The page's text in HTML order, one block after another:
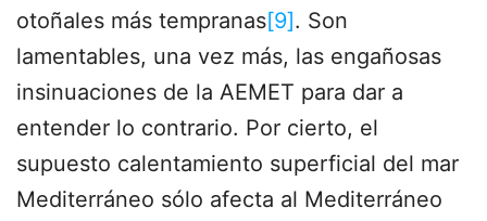
otoñales más tempranas[9]. Son
lamentables, una vez más, las engañosas
insinuaciones de la AEMET para dar a
entender lo contrario. Por cierto, el
supuesto calentamiento superficial del mar
Mediterráneo sólo afecta al Mediterráneo